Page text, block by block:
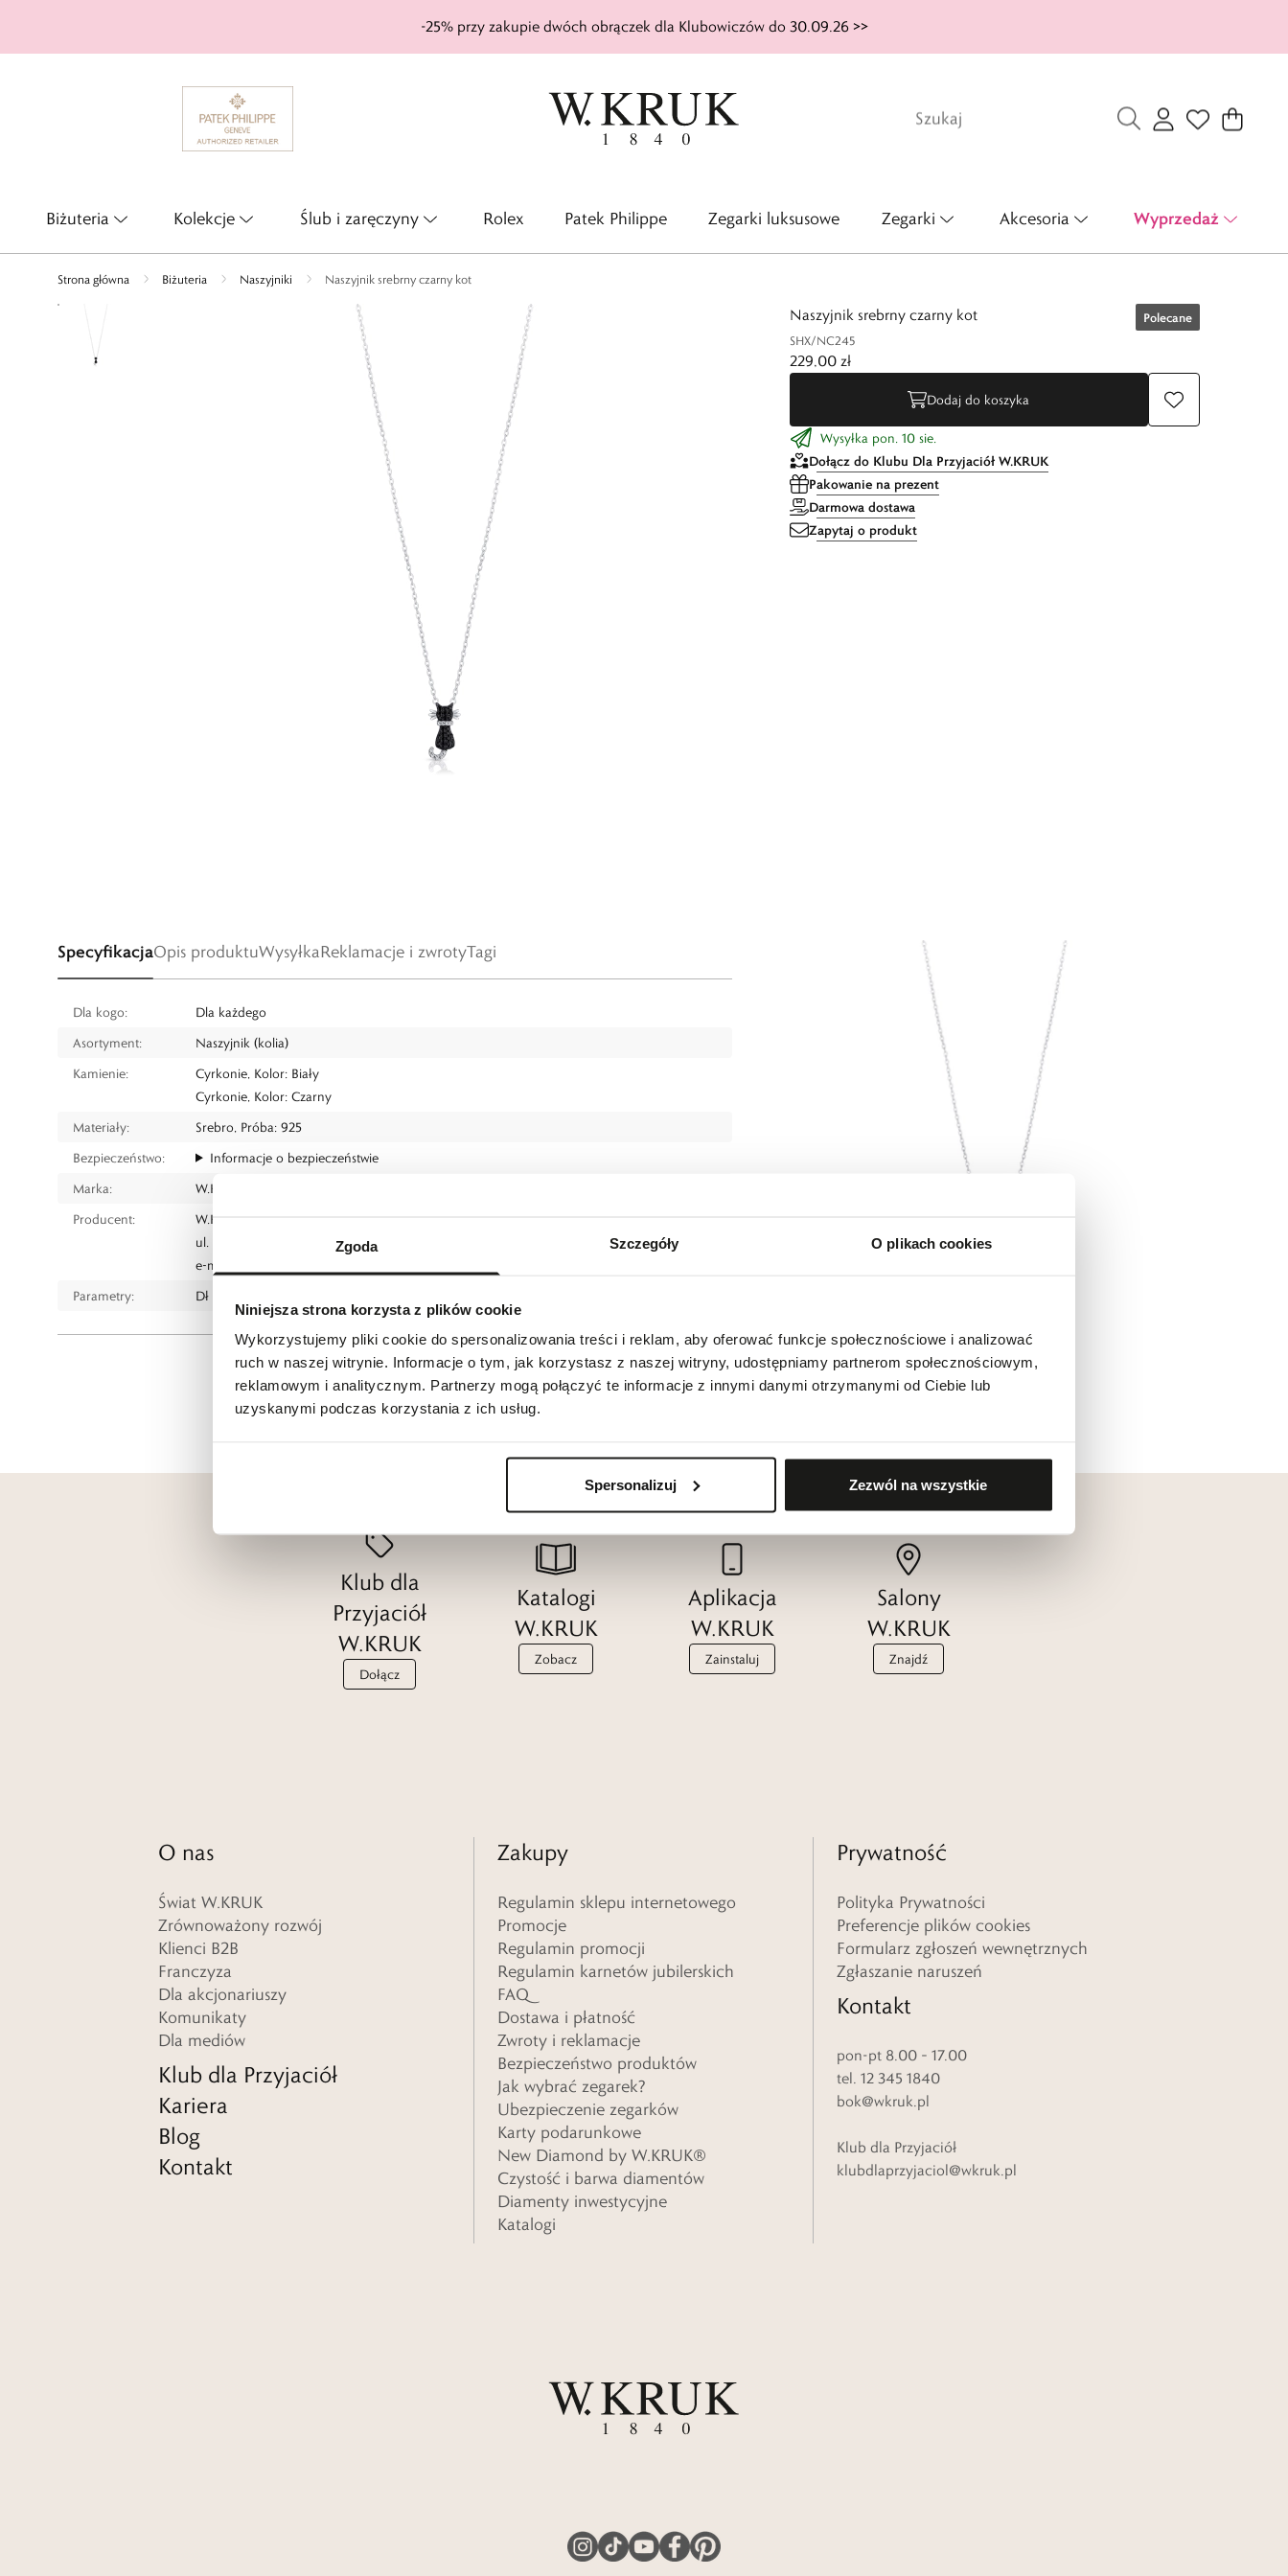
Zgoda Szczegóły O plikach cookies
Niniejsza strona korzysta z plików cookie
Wykorzystujemy pliki cookie do spersonalizowania treści i reklam, aby oferować funkcje społecznościowe i analizować
ruch w naszej witrynie. Informacje o tym, jak korzystasz z naszej witryny, udostępniamy partnerom społecznościowym,
reklamowym i analitycznym. Partnerzy mogą połączyć te informacje z innymi danymi otrzymanymi od Ciebie lub
uzyskanymi podczas korzystania z ich usług.
Spersonalizuj Zezwól na wszystkie
-25% przy zakupie dwóch obrączek dla Klubowiczów do 30.09.26 >>
Biżuteria Kolekcje Ślub i zaręczyny Rolex Patek Philippe Zegarki luksusowe Zegarki Akcesoria Wyprzedaż
Strona główna Biżuteria Naszyjniki Naszyjnik srebrny czarny kot
Naszyjnik srebrny czarny kot
SHX/NC245
Polecane
229,00 zł
Dodaj do koszyka
Wysyłka pon. 10 sie.
Dołącz do Klubu Dla Przyjaciół W.KRUK
Pakowanie na prezent
Darmowa dostawa
Zapytaj o produkt
SpecyfikacjaOpis produktuWysyłkaReklamacje i zwrotyTagi
Dla kogo:
Dla każdego
Asortyment:
Naszyjnik (kolia)
Kamienie:
Cyrkonie, Kolor: Biały
Cyrkonie, Kolor: Czarny
Materiały:
Srebro, Próba: 925
Bezpieczeństwo:
Informacje o bezpieczeństwie
Marka:
W.KRUK
Producent:
W.KRUK S.A
ul. Pilotów 10, 31-462 Kraków
e-mail:
Parametry:
Dł 45 cm, w tym przedłużka 5 cm, wymiary el ozdobnego: dł 1,8 cm, szer 1 cm.
Klub dla
Przyjaciół
W.KRUK
Dołącz
Katalogi
W.KRUK
Zobacz
Aplikacja
W.KRUK
Zainstaluj
Salony
W.KRUK
Znajdź
O nas
Świat W.KRUK
Zrównoważony rozwój
Klienci B2B
Franczyza
Dla akcjonariuszy
Komunikaty
Dla mediów
Klub dla Przyjaciół
Kariera
Blog
Kontakt
Zakupy
Regulamin sklepu internetowego
Promocje
Regulamin promocji
Regulamin karnetów jubilerskich
FAQ
Dostawa i płatność
Zwroty i reklamacje
Bezpieczeństwo produktów
Jak wybrać zegarek?
Ubezpieczenie zegarków
Karty podarunkowe
New Diamond by W.KRUK®
Czystość i barwa diamentów
Diamenty inwestycyjne
Katalogi
Prywatność
Polityka Prywatności
Preferencje plików cookies
Formularz zgłoszeń wewnętrznych
Zgłaszanie naruszeń
Kontakt
pon-pt 8.00 – 17.00
tel. 12 345 1840
bok@wkruk.pl
Klub dla Przyjaciół
klubdlaprzyjaciol@wkruk.pl